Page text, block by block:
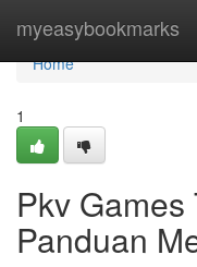
myeasybookmarks
Home
Home
1
Pkv Games
Panduan